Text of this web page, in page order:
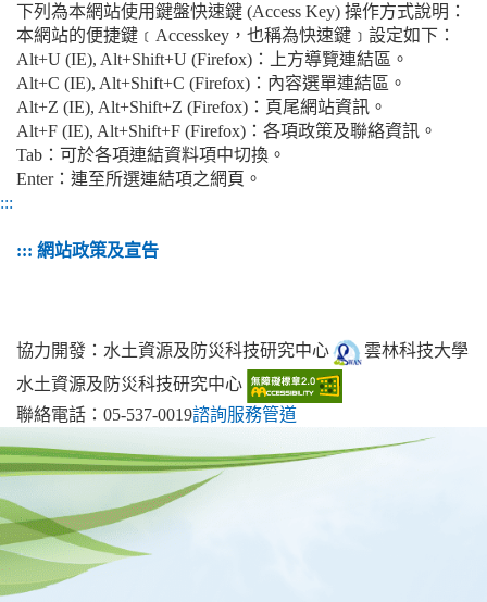
下列為本網站使用鍵盤快速鍵 (Access Key) 操作方式說明：
本網站的便捷鍵﹝Accesskey，也稱為快速鍵﹞設定如下：
Alt+U (IE), Alt+Shift+U (Firefox)：上方導覽連結區。
Alt+C (IE), Alt+Shift+C (Firefox)：內容選單連結區。
Alt+Z (IE), Alt+Shift+Z (Firefox)：頁尾網站資訊。
Alt+F (IE), Alt+Shift+F (Firefox)：各項政策及聯絡資訊。
Tab：可於各項連結資料項中切換。
Enter：連至所選連結項之網頁。
:::
::: 網站政策及宣告
協力開發：水土資源及防災科技研究中心
雲林科技大學
水土資源及防災科技研究中心
聯絡電話：05-537-0019諮詢服務管道